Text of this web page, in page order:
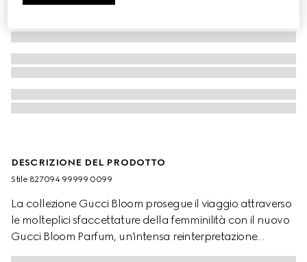
DESCRIZIONE DEL PRODOTTO
Stile ‎827094 99999 0099
La collezione Gucci Bloom prosegue il viaggio attraverso
le molteplici sfaccettature della femminilità con il nuovo
Gucci Bloom Parfum, un'intensa reinterpretazione
dell'emblematico Accordo Bloom. In questa creazione,